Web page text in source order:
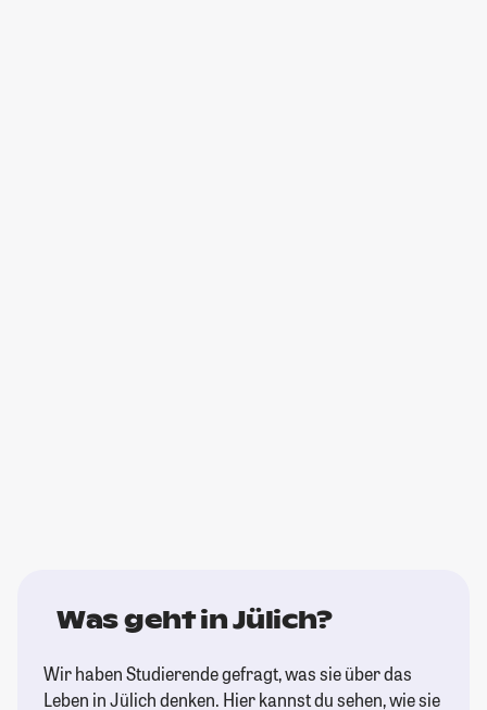
Was geht in Jülich?
Wir haben Studierende gefragt, was sie über das
Leben in Jülich denken. Hier kannst du sehen, wie sie